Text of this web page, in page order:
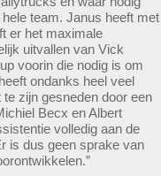
team. Janus heeft met
er het maximale
uitvallen van Vick
voorin die nodig is om
ondanks heel veel
zijn gesneden door een
Becx en Albert
volledig aan de
is dus geen sprake van